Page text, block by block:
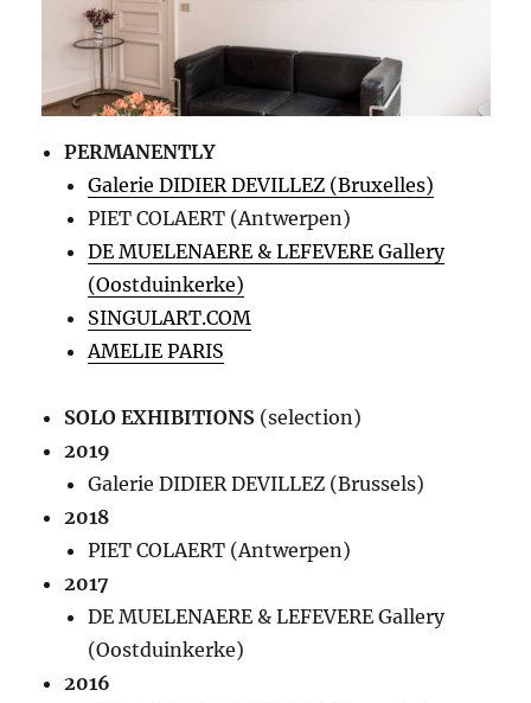
PERMANENTLY
Galerie DIDIER DEVILLEZ (Bruxelles)
PIET COLAERT (Antwerpen)
DE MUELENAERE & LEFEVERE Gallery
(Oostduinkerke)
SINGULART.COM
AMELIE PARIS
SOLO EXHIBITIONS (selection)
2019
Galerie DIDIER DEVILLEZ (Brussels)
2018
PIET COLAERT (Antwerpen)
2017
DE MUELENAERE & LEFEVERE Gallery
(Oostduinkerke)
2016